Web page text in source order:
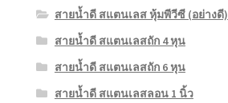
สายน้ำดี สแตนเลส หุ้มพีวีซี (อย่างดี)
สายน้ำดี สแตนเลสถัก 4 หุน
สายน้ำดี สแตนเลสถัก 6 หุน
สายน้ำดี สแตนเลสลอน 1 นิ้ว